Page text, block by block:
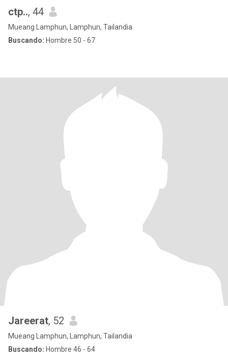
ctp.., 44
Mueang Lamphun, Lamphun, Tailandia
Buscando: Hombre 50 - 67
Jareerat, 52
Mueang Lamphun, Lamphun, Tailandia
Buscando: Hombre 46 - 64